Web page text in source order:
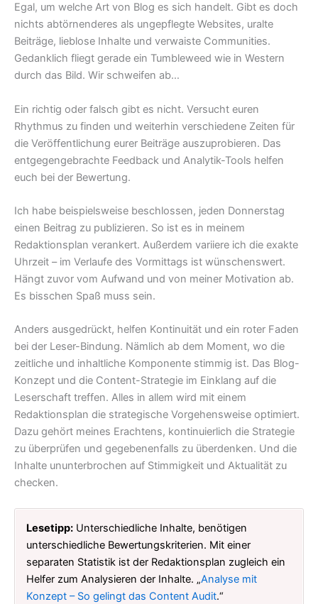
Egal, um welche Art von Blog es sich handelt. Gibt es doch
nichts abtörnenderes als ungepflegte Websites, uralte
Beiträge, lieblose Inhalte und verwaiste Communities.
Gedanklich fliegt gerade ein Tumbleweed wie in Western
durch das Bild. Wir schweifen ab…
Ein richtig oder falsch gibt es nicht. Versucht euren
Rhythmus zu finden und weiterhin verschiedene Zeiten für
die Veröffentlichung eurer Beiträge auszuprobieren. Das
entgegengebrachte Feedback und Analytik-Tools helfen
euch bei der Bewertung.
Ich habe beispielsweise beschlossen, jeden Donnerstag
einen Beitrag zu publizieren. So ist es in meinem
Redaktionsplan verankert. Außerdem variiere ich die exakte
Uhrzeit – im Verlaufe des Vormittags ist wünschenswert.
Hängt zuvor vom Aufwand und von meiner Motivation ab.
Es bisschen Spaß muss sein.
Anders ausgedrückt, helfen Kontinuität und ein roter Faden
bei der Leser-Bindung. Nämlich ab dem Moment, wo die
zeitliche und inhaltliche Komponente stimmig ist. Das Blog-
Konzept und die Content-Strategie im Einklang auf die
Leserschaft treffen. Alles in allem wird mit einem
Redaktionsplan die strategische Vorgehensweise optimiert.
Dazu gehört meines Erachtens, kontinuierlich die Strategie
zu überprüfen und gegebenenfalls zu überdenken. Und die
Inhalte ununterbrochen auf Stimmigkeit und Aktualität zu
checken.
Lesetipp:Unterschiedliche Inhalte, benötigen
unterschiedliche Bewertungskriterien. Mit einer
separaten Statistik ist der Redaktionsplan zugleich ein
Helfer zum Analysieren der Inhalte. „Analyse mit
Konzept – So gelingt das Content Audit.“